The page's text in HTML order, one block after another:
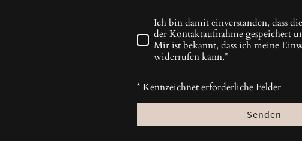
Ich bin damit einverstanden, dass
der Kontaktaufnahme gespeichert
Mir ist bekannt, dass ich meine
widerrufen kann.*
* Kennzeichnet erforderliche Felder
Senden